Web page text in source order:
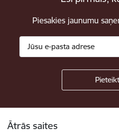
Piesakies jaunumu
Ātrās saites